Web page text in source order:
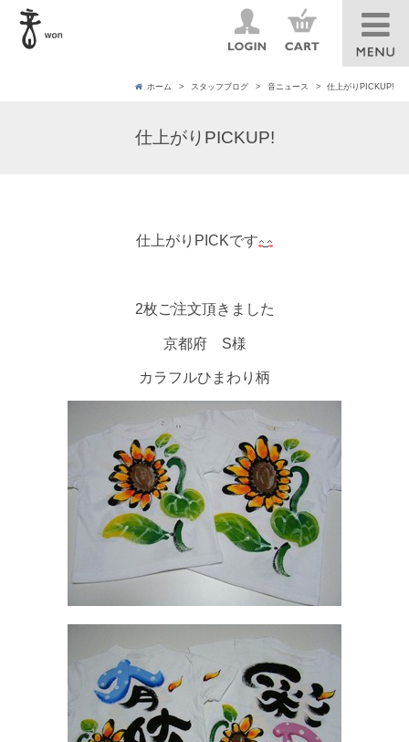
ホーム スタッフブログ 音ニュース 仕上がりPICKUP!
仕上がりPICKUP!
仕上がりPICKです
2枚ご注文頂きました
京都府 S様
カラフルひまわり柄